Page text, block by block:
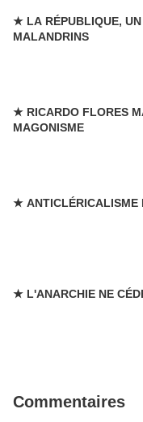
★ LA RÉPUBLIQUE, UN
MALANDRINS
★ RICARDO FLORES
MAGONISME
★ ANTICLÉRICALISME
★ L'ANARCHIE NE
Commentaires